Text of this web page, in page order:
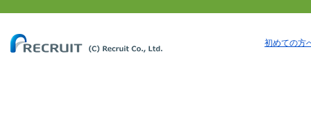
初めての方